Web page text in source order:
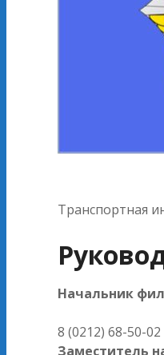
Транспортная
Начальник
8 (0212) 68-50-02
Заместитель